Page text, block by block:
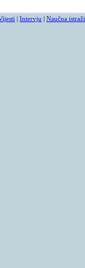
| Intervju | Naučna